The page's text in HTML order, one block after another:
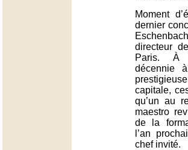
Moment
dernier
directeur
Paris. À
décennie
capitale,
qu’un au
maestro
de la
l’an
chef invité.